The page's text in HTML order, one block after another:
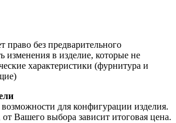
право без предварительного
изменения в изделие, которые не
характеристики (фурнитура и
для конфигурации изделия.
Вашего выбора зависит итоговая цена.